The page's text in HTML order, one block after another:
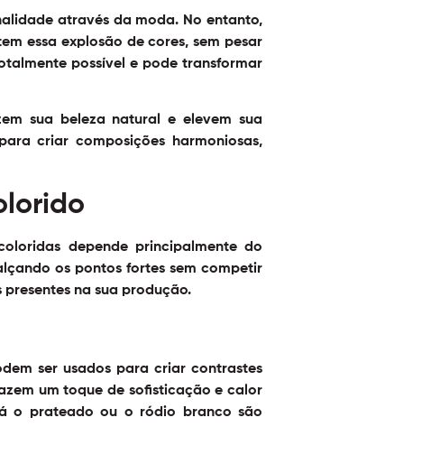
através da moda. No entanto,
essa explosão de cores, sem pesar
possível e pode transformar
sua beleza natural e elevem sua
criar composições harmoniosas,
depende principalmente do
os pontos fortes sem competir
na sua produção.
ser usados para criar contrastes
um toque de sofisticação e calor
o prateado ou o ródio branco são